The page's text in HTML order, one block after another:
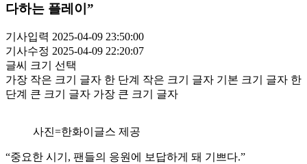
다하는 플레이”
기사입력 2025-04-09 23:50:00
기사수정 2025-04-09 22:20:07
글씨 크기 선택
가장 작은 크기 글자 한 단계 작은 크기 글자 기본 크기 글자 한
단계 큰 크기 글자 가장 큰 크기 글자
사진=한화이글스 제공
“중요한 시기, 팬들의 응원에 보답하게 돼 기쁘다.”